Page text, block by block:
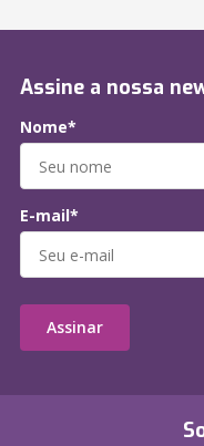
Assine a nossa
Nome*
E-mail*
Assinar